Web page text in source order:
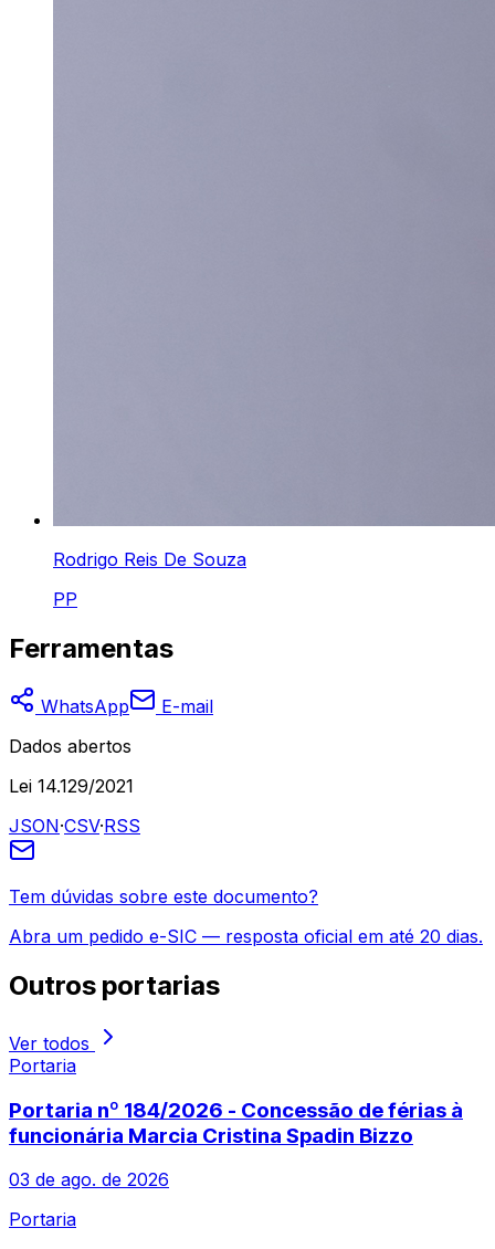
Rodrigo Reis De Souza
PP
Ferramentas
WhatsApp
E-mail
Dados abertos
Lei 14.129/2021
JSON·CSV·RSS
Tem dúvidas sobre este documento?
Abra um pedido e-SIC — resposta oficial em até 20 dias.
Outros portarias
Ver todos
Portaria
Portaria nº 184/2026 - Concessão de férias à
funcionária Marcia Cristina Spadin Bizzo
03 de ago. de 2026
Portaria